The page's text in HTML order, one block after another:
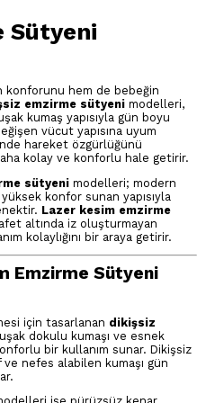
Sütyeni
konforunu hem de bebeğin
emzirme sütyeni modelleri,
kumaş yapısıyla gün boyu
vücut yapısına uyum
hareket özgürlüğünü
kolay ve konforlu hale getirir.
sütyeni modelleri; modern
konfor sunan yapısıyla
Lazer kesim emzirme
altında iz oluşturmayan
kolaylığını bir araya getirir.
Emzirme Sütyeni
için tasarlanan dikişsiz
dokulu kumaşı ve esnek
bir kullanım sunar. Dikişsiz
ve nefes alabilen kumaşı gün